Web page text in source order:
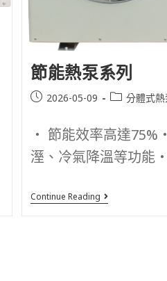
節能熱泵系列
2026-05-09 分體式
‧ 節能效率高達
溼、冷氣降溫等功能
Continue Reading